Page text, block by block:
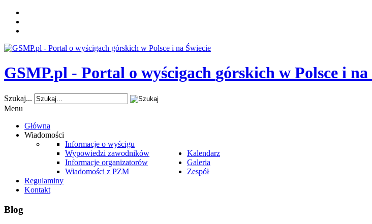
GSMP.pl - Portal o wyścigach górskich w Polsce i na
Szukaj...
Menu
Główna
Wiadomości
Informacje o wyścigu
Wypowiedzi zawodników
Informacje organizatorów
Wiadomości z PZM
Kalendarz
Galeria
Zespół
Regulaminy
Kontakt
Blog